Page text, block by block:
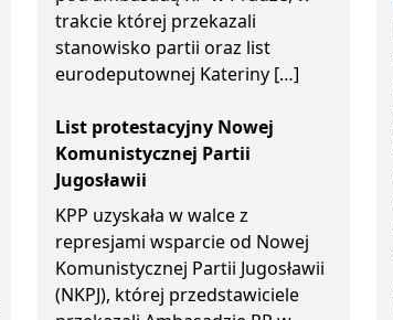
trakcie której przekazali
stanowisko partii oraz list
eurodeputownej Kateriny […]
List protestacyjny Nowej
Komunistycznej Partii
Jugosławii
KPP uzyskała w walce z
represjami wsparcie od Nowej
Komunistycznej Partii Jugosławii
(NKPJ), której przedstawiciele